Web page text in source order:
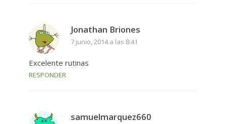
Jonathan Briones
7 junio, 2014 a las 8:41
Excelente rutinas
RESPONDER
samuelmarquez660